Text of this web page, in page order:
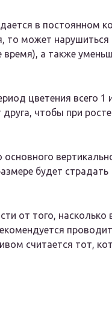
в постоянном
то может нарушиться
а также
цветения всего 1
чтобы при росте
будет страдать
от того,
считается тот,